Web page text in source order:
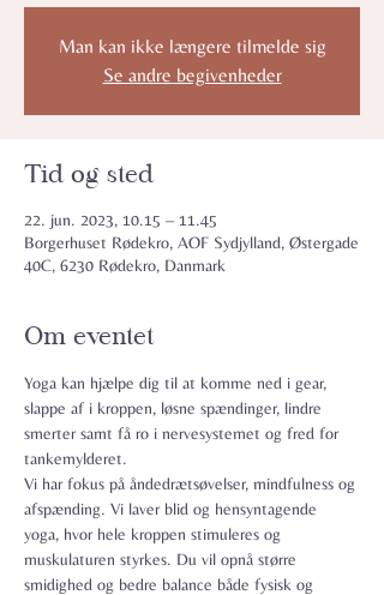
Man kan ikke længere tilmelde sig
Se andre begivenheder
Tid og sted
22. jun. 2023, 10.15 – 11.45
Borgerhuset Rødekro, AOF Sydjylland, Østergade
40C, 6230 Rødekro, Danmark
Om eventet
Yoga kan hjælpe dig til at komme ned i gear,
slappe af i kroppen, løsne spændinger, lindre
smerter samt få ro i nervesystemet og fred for
tankemylderet.
Vi har fokus på åndedrætsøvelser, mindfulness og
afspænding. Vi laver blid og hensyntagende
yoga, hvor hele kroppen stimuleres og
muskulaturen styrkes. Du vil opnå større
smidighed og bedre balance både fysisk og